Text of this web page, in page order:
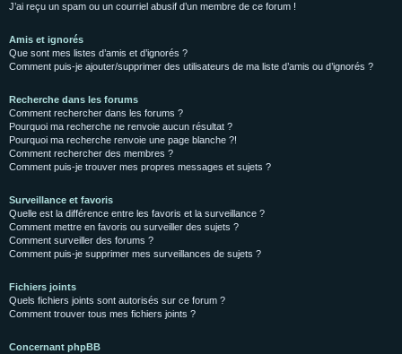
J’ai reçu un spam ou un courriel abusif d’un membre de ce forum !
Amis et ignorés
Que sont mes listes d’amis et d’ignorés ?
Comment puis-je ajouter/supprimer des utilisateurs de ma liste d’amis ou d’ignorés ?
Recherche dans les forums
Comment rechercher dans les forums ?
Pourquoi ma recherche ne renvoie aucun résultat ?
Pourquoi ma recherche renvoie une page blanche ?!
Comment rechercher des membres ?
Comment puis-je trouver mes propres messages et sujets ?
Surveillance et favoris
Quelle est la différence entre les favoris et la surveillance ?
Comment mettre en favoris ou surveiller des sujets ?
Comment surveiller des forums ?
Comment puis-je supprimer mes surveillances de sujets ?
Fichiers joints
Quels fichiers joints sont autorisés sur ce forum ?
Comment trouver tous mes fichiers joints ?
Concernant phpBB